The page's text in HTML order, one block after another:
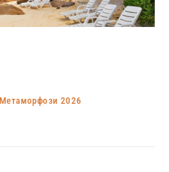
2026